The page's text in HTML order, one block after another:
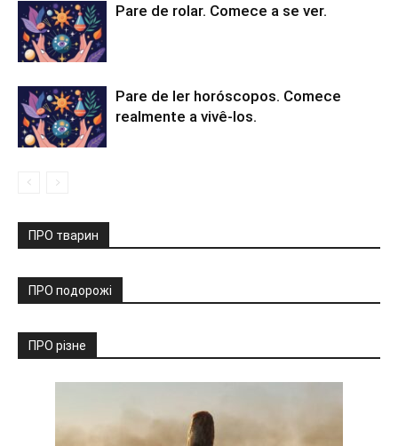
Pare de rolar. Comece a se ver.
Pare de ler horóscopos. Comece
realmente a vivê-los.
ПРО тварин
ПРО подорожі
ПРО різне